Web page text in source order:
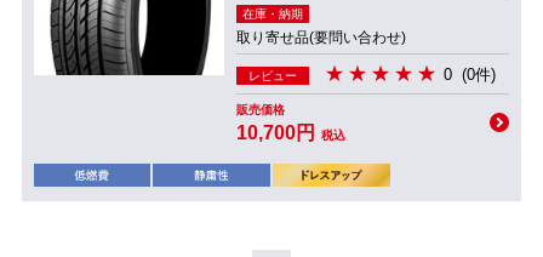
在庫・納期
取り寄せ品(要問い合わせ)
レビュー 0 (0件)
販売価格
10,700円 税込